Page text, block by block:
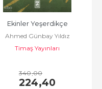
Ekinler Yeşerdikçe
Ahmed Günbay Yıldız
Timaş Yayınları
340,00
224,40